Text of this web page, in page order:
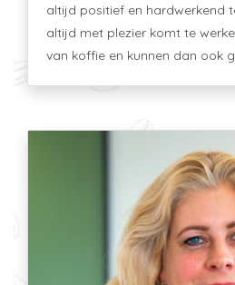
altijd positief en hardwerkend
altijd met plezier komt te
van koffie en kunnen dan ook